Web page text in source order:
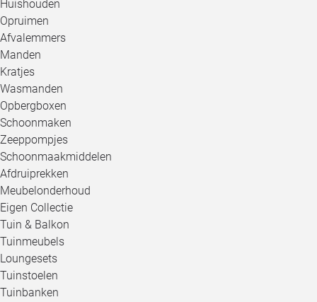
Huishouden
Opruimen
Afvalemmers
Manden
Kratjes
Wasmanden
Opbergboxen
Schoonmaken
Zeeppompjes
Schoonmaakmiddelen
Afdruiprekken
Meubelonderhoud
Eigen Collectie
Tuin & Balkon
Tuinmeubels
Loungesets
Tuinstoelen
Tuinbanken